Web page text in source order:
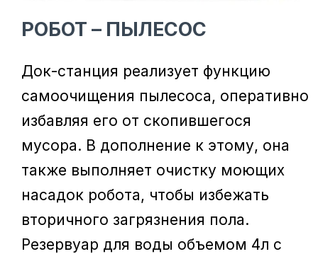
РОБОТ – ПЫЛЕСОС
Док-станция реализует функцию
самоочищения пылесоса, оперативно
избавляя его от скопившегося
мусора. В дополнение к этому, она
также выполняет очистку моющих
насадок робота, чтобы избежать
вторичного загрязнения пола.
Резервуар для воды объемом 4л с